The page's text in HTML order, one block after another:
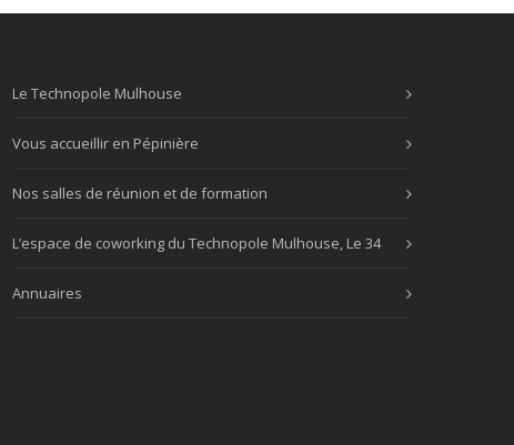
Le Technopole Mulhouse
Vous accueillir en Pépinière
Nos salles de réunion et de formation
L’espace de coworking du Technopole Mulhouse, Le 34
Annuaires